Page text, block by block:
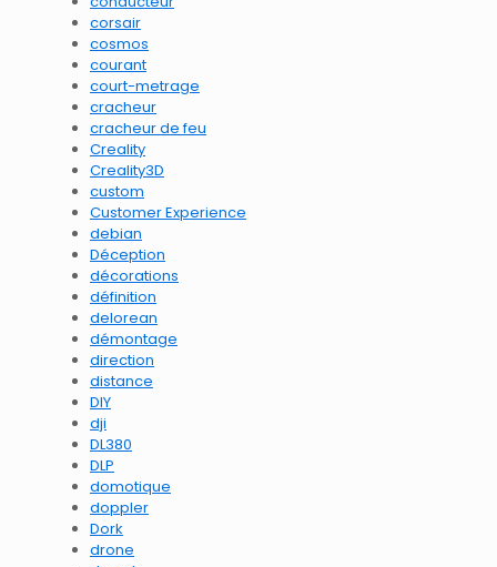
corsair
cosmos
courant
court-metrage
cracheur
cracheur de feu
Creality
Creality3D
custom
Customer Experience
debian
Déception
décorations
définition
delorean
démontage
direction
distance
DIY
dji
DL380
DLP
domotique
doppler
Dork
drone